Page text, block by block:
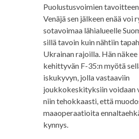
Puolustusvoimien
Venäjä sen jälkeen enää voi
sotavoimaa lähialueelle
sillä tavoin kuin nähtiin
Ukrainan rajoilla. Hän näkee
kehittyvän F-35:n myötä
iskukyvyn, jolla vastaaviin
joukkokeskityksiin voidaan
niin tehokkaasti, että
maaoperaatioita
kynnys.